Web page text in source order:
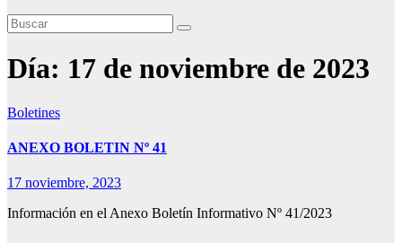
Día: 17 de noviembre de 2023
Boletines
ANEXO BOLETIN Nº 41
17 noviembre, 2023
Información en el Anexo Boletín Informativo Nº 41/2023